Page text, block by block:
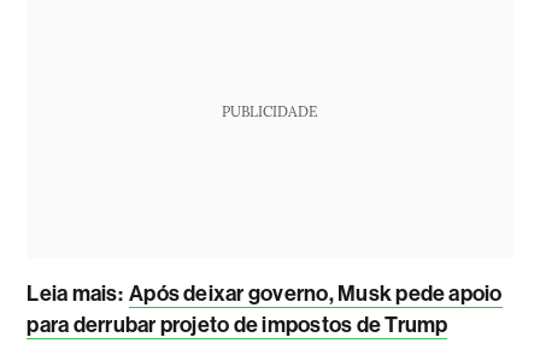
PUBLICIDADE
Leia mais: Após deixar governo, Musk pede apoio
para derrubar projeto de impostos de Trump